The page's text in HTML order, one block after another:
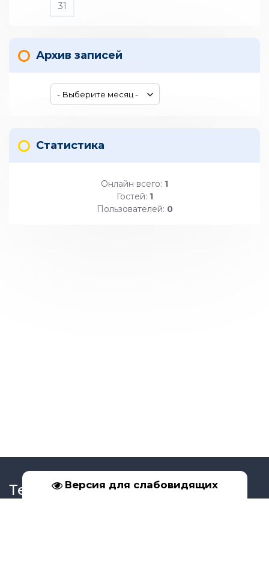
Версия для слабовидящих
31
Архив записей
Статистика
Онлайн всего: 1
Гостей: 1
Пользователей: 0
Телефон